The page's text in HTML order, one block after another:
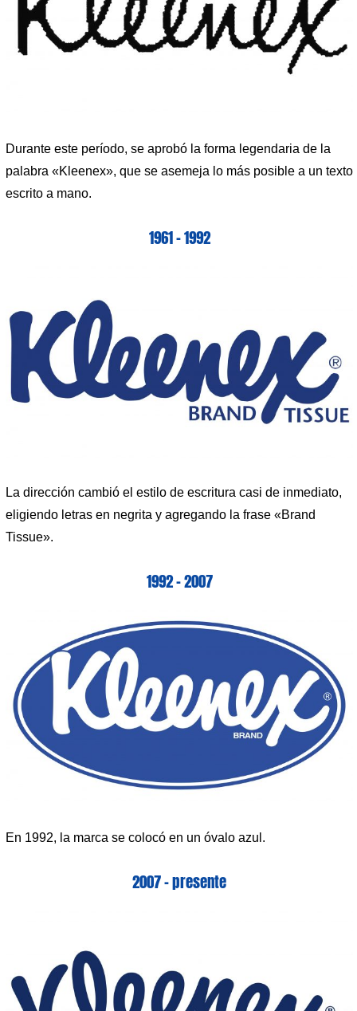
Durante este período, se aprobó la forma legendaria de la
palabra «Kleenex», que se asemeja lo más posible a un texto
escrito a mano.
1961 – 1992
La dirección cambió el estilo de escritura casi de inmediato,
eligiendo letras en negrita y agregando la frase «Brand
Tissue».
1992 – 2007
En 1992, la marca se colocó en un óvalo azul.
2007 – presente